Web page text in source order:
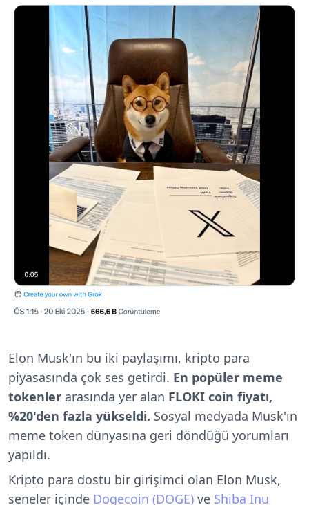
Elon Musk'ın bu iki paylaşımı, kripto para
piyasasında çok ses getirdi. En popüler meme
tokenler arasında yer alan FLOKI coin fiyatı,
%20'den fazla yükseldi. Sosyal medyada Musk'ın
meme token dünyasına geri döndüğü yorumları
yapıldı.
Kripto para dostu bir girişimci olan Elon Musk,
seneler içinde Dogecoin (DOGE) ve Shiba Inu